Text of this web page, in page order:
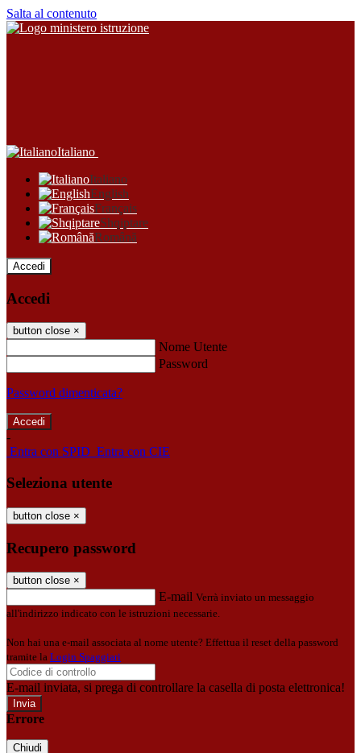
Salta al contenuto
Italiano
Italiano
English
Français
Shqiptare
Română
Accedi
Accedi
button close ×
Nome Utente
Password
Password dimenticata?
-
Entra con SPID Entra con CIE
Seleziona utente
button close ×
Recupero password
button close ×
E-mail Verrà inviato un messaggio
all'indirizzo indicato con le istruzioni necessarie.
Non hai una e-mail associata al nome utente? Effettua il reset della password
tramite la Login Spaggiari
E-mail inviata, si prega di controllare la casella di posta elettronica!
Errore
Chiudi